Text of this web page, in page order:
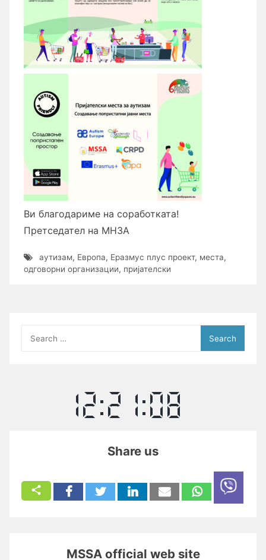
Ви благодариме на соработката!
Претседател на МНЗА
аутизам, Европа, Еразмус плус проект, места,
одговорни организации, пријателски
for:
Share us
MSSA official web site